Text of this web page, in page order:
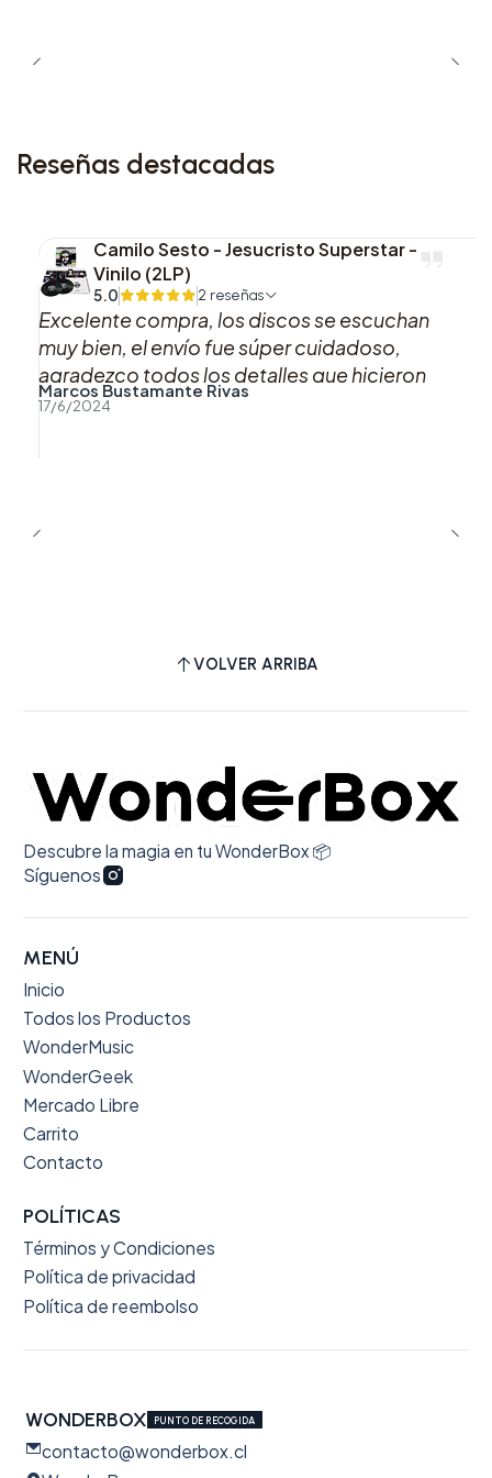
Reseñas destacadas
Camilo Sesto - Jesucristo Superstar -
Vinilo (2LP)
5.0 2 reseñas
Excelente compra, los discos se escuchan
muy bien, el envío fue súper cuidadoso,
agradezco todos los detalles que hicieron
que esta compra fuera muy muy agradable,
Marcos Bustamante Rivas
17/6/2024
VOLVER ARRIBA
Descubre la magia en tu WonderBox 📦
Síguenos
MENÚ
Inicio
Todos los Productos
WonderMusic
WonderGeek
Mercado Libre
Carrito
Contacto
POLÍTICAS
Términos y Condiciones
Política de privacidad
Política de reembolso
WONDERBOX PUNTO DE RECOGIDA
contacto@wonderbox.cl